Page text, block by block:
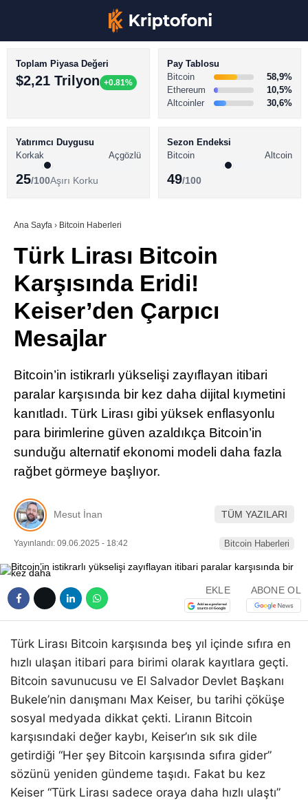
Youtube
Telegram
BİTCOİN HABERLERİ
ALTCOİN HABERLERİ
SÖZLÜK
Toplam Piyasa Değeri
$2,21 Trilyon +0.81%
Pay Tablosu
Bitcoin
58,9%
Ethereum
10,5%
Altcoinler
30,6%
Yatırımcı Duygusu
Korkak
Açgözlü
25/100Aşırı Korku
Sezon Endeksi
Bitcoin
Altcoin
49/100
Ana Sayfa › Bitcoin Haberleri
Türk Lirası Bitcoin
Karşısında Eridi!
Keiser’den Çarpıcı
Mesajlar
Bitcoin’in istikrarlı yükselişi zayıflayan itibari
paralar karşısında bir kez daha dijital kıymetini
kanıtladı. Türk Lirası gibi yüksek enflasyonlu
para birimlerine güven azaldıkça Bitcoin’in
sunduğu alternatif ekonomi modeli daha fazla
rağbet görmeye başlıyor.
Mesut İnan TÜM YAZILARI
Yayınlandı: 09.06.2025 - 18:42 Bitcoin Haberleri
EKLE ABONE OL
Türk Lirası Bitcoin karşısında beş yıl içinde sıfıra en
hızlı ulaşan itibari para birimi olarak kayıtlara geçti.
Bitcoin savunucusu ve El Salvador Devlet Başkanı
Bukele’nin danışmanı Max Keiser, bu tarihi çöküşe
sosyal medyada dikkat çekti. Liranın Bitcoin
karşısındaki değer kaybı, Keiser’ın sık sık dile
getirdiği “Her şey Bitcoin karşısında sıfıra gider”
sözünü yeniden gündeme taşıdı. Fakat bu kez
Keiser “Türk Lirası sadece oraya daha hızlı ulaştı”